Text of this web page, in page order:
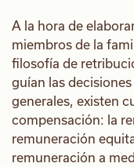
A la hora de
miembros de la
filosofía de
guían las
generales, existen
compensación: la
remuneración
remuneración a